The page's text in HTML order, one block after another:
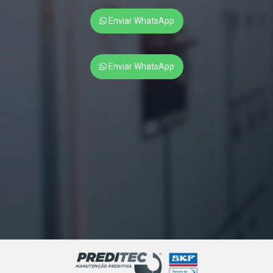
Performance do Seu Sistema
Como Utilizar Análise Termográfica para Identificação
Desculpe, mas parece que não foi enviado o título que você
gostaria que eu reescrevesse. Por favor, envie o título para
e melhorar a manutenção elétrica
Energética Empresarial
Enviar WhatsApp
Enviar WhatsApp